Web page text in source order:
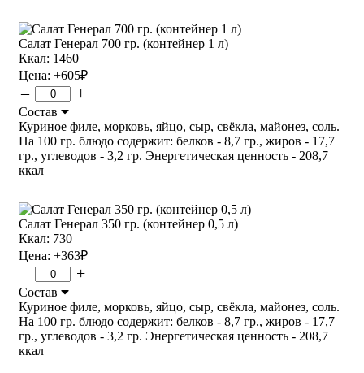
Салат Генерал 700 гр. (контейнер 1 л)
Ккал: 1460
Цена: +605₽
– +
Состав
Куриное филе, морковь, яйцо, сыр, свёкла, майонез, соль.
На 100 гр. блюдо содержит: белков - 8,7 гр., жиров - 17,7
гр., углеводов - 3,2 гр. Энергетическая ценность - 208,7
ккал
Салат Генерал 350 гр. (контейнер 0,5 л)
Ккал: 730
Цена: +363₽
– +
Состав
Куриное филе, морковь, яйцо, сыр, свёкла, майонез, соль.
На 100 гр. блюдо содержит: белков - 8,7 гр., жиров - 17,7
гр., углеводов - 3,2 гр. Энергетическая ценность - 208,7
ккал